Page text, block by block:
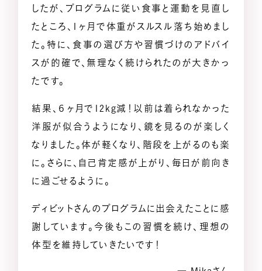
したが、プログラムに従い食事と運動を見直し
たところ、1ヶ月で体重がスルスル落ち始めまし
た。特に、食事の選び方や習慣づけのアドバイ
スが的確で、無理なく続けられたのが大きかっ
たです。
結果、６ヶ月で12kg減！以前は着られなかった
洋服が似合うようになり、鏡を見るのが楽しく
なりました。体が軽くなり、階段を上がるのも楽
に。さらに、自己肯定感が上がり、毎日が前向き
に過ごせるように。
ディビットさんのプログラムに出会えたことに感
謝しています。今後もこの習慣を続け、理想の
体型を維持していきたいです！